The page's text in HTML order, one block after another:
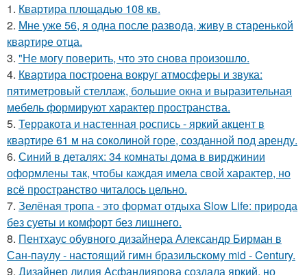
1. Квартира площадью 108 кв.
2. Мне уже 56, я одна после развода, живу в старенькой
квартире отца.
3. "Не могу поверить, что это снова произошло.
4. Квартира построена вокруг атмосферы и звука:
пятиметровый стеллаж, большие окна и выразительная
мебель формируют характер пространства.
5. Терракота и настенная роспись - яркий акцент в
квартире 61 м на соколиной горе, созданной под аренду.
6. Синий в деталях: 34 комнаты дома в вирджинии
оформлены так, чтобы каждая имела свой характер, но
всё пространство читалось цельно.
7. Зелёная тропа - это формат отдыха Slow Life: природа
без суеты и комфорт без лишнего.
8. Пентхаус обувного дизайнера Александр Бирман в
Сан-паулу - настоящий гимн бразильскому mid - Century.
9. Дизайнер лилия Асфандиярова создала яркий, но